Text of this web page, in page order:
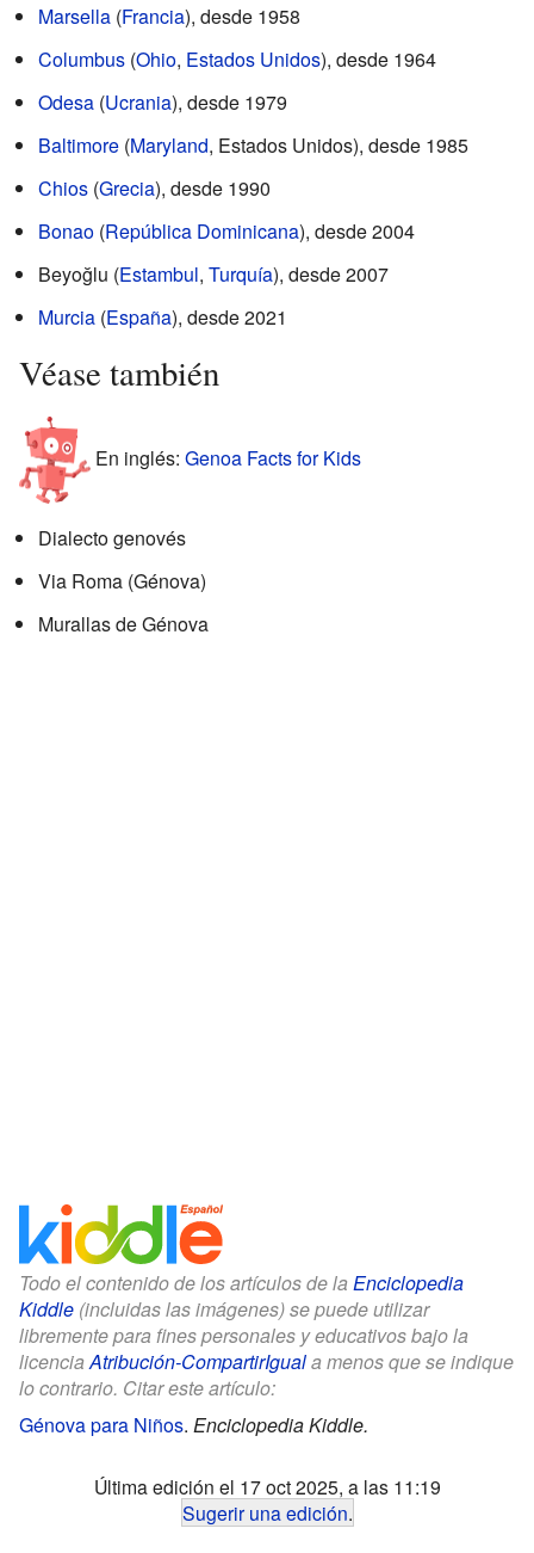
Marsella (Francia), desde 1958
Columbus (Ohio, Estados Unidos), desde 1964
Odesa (Ucrania), desde 1979
Baltimore (Maryland, Estados Unidos), desde 1985
Chios (Grecia), desde 1990
Bonao (República Dominicana), desde 2004
Beyoğlu (Estambul, Turquía), desde 2007
Murcia (España), desde 2021
Véase también
En inglés: Genoa Facts for Kids
Dialecto genovés
Via Roma (Génova)
Murallas de Génova
Todo el contenido de los artículos de la Enciclopedia
Kiddle (incluidas las imágenes) se puede utilizar
libremente para fines personales y educativos bajo la
licenciaAtribución-CompartirIguala menos que se indique
lo contrario. Citar este artículo:
Génova para Niños. Enciclopedia Kiddle.
Última edición el 17 oct 2025, a las 11:19
Sugerir una edición.